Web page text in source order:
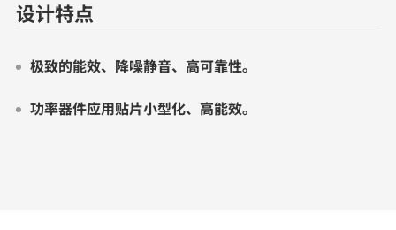
设计特点
极致的能效、降噪静音、高可靠性。
功率器件应用贴片小型化、高能效。